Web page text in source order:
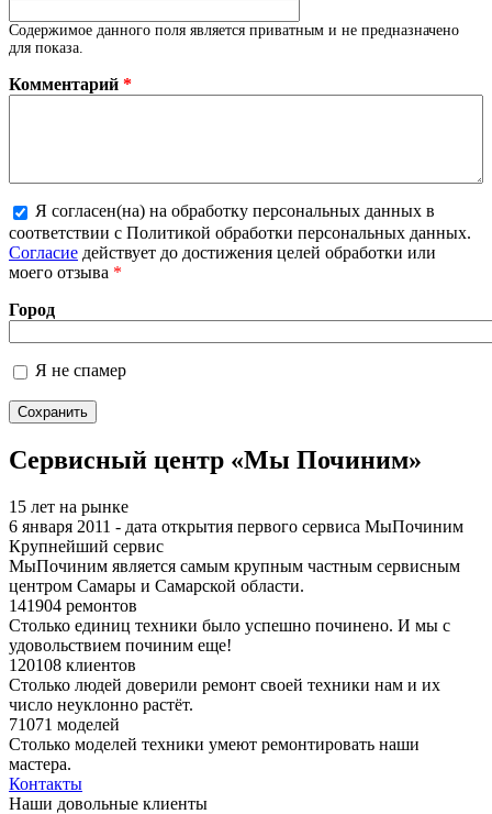
Содержимое данного поля является приватным и не предназначено
для показа.
Комментарий *
Более подробная информация о текстовых
форматах
Я согласен(на) на обработку персональных данных в
соответствии с Политикой обработки персональных данных.
Согласие действует до достижения целей обработки или
моего отзыва *
Город
Я не спамер
Я спамер
Сервисный центр «Мы Починим»
15 лет на рынке
6 января 2011 - дата открытия первого сервиса МыПочиним
Крупнейший сервис
МыПочиним является самым крупным частным сервисным
центром Самары и Самарской области.
141904 ремонтов
Столько единиц техники было успешно починено. И мы с
удовольствием починим еще!
120108 клиентов
Столько людей доверили ремонт своей техники нам и их
число неуклонно растёт.
71071 моделей
Столько моделей техники умеют ремонтировать наши
мастера.
Контакты
Наши довольные клиенты